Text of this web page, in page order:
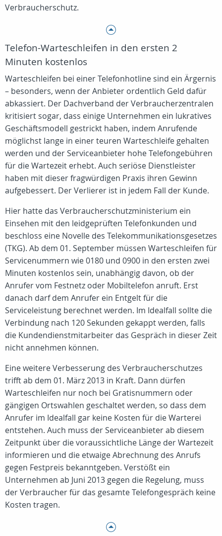
Verbraucherschutz.
Telefon-Warteschleifen in den ersten 2
Minuten kostenlos
Warteschleifen bei einer Telefonhotline sind ein Ärgernis
– besonders, wenn der Anbieter ordentlich Geld dafür
abkassiert. Der Dachverband der Verbraucherzentralen
kritisiert sogar, dass einige Unternehmen ein lukratives
Geschäftsmodell gestrickt haben, indem Anrufende
möglichst lange in einer teuren Warteschleife gehalten
werden und der Serviceanbieter hohe Telefongebühren
für die Wartezeit erhebt. Auch seriöse Dienstleister
haben mit dieser fragwürdigen Praxis ihren Gewinn
aufgebessert. Der Verlierer ist in jedem Fall der Kunde.
Hier hatte das Verbraucherschutzministerium ein
Einsehen mit den leidgeprüften Telefonkunden und
beschloss eine Novelle des Telekommunikationsgesetzes
(TKG). Ab dem 01. September müssen Warteschleifen für
Servicenummern wie 0180 und 0900 in den ersten zwei
Minuten kostenlos sein, unabhängig davon, ob der
Anrufer vom Festnetz oder Mobiltelefon anruft. Erst
danach darf dem Anrufer ein Entgelt für die
Serviceleistung berechnet werden. Im Idealfall sollte die
Verbindung nach 120 Sekunden gekappt werden, falls
die Kundendienstmitarbeiter das Gespräch in dieser Zeit
nicht annehmen können.
Eine weitere Verbesserung des Verbraucherschutzes
trifft ab dem 01. März 2013 in Kraft. Dann dürfen
Warteschleifen nur noch bei Gratisnummern oder
gängigen Ortswahlen geschaltet werden, so dass dem
Anrufer im Idealfall gar keine Kosten für die Warterei
entstehen. Auch muss der Serviceanbieter ab diesem
Zeitpunkt über die voraussichtliche Länge der Wartezeit
informieren und die etwaige Abrechnung des Anrufs
gegen Festpreis bekanntgeben. Verstößt ein
Unternehmen ab Juni 2013 gegen die Regelung, muss
der Verbraucher für das gesamte Telefongespräch keine
Kosten tragen.